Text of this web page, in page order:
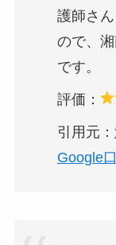
護師さ
ので、
です。
評価：
引用元：
Google